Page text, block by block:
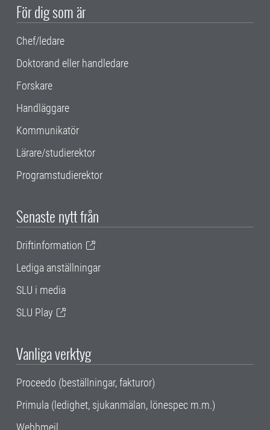
För dig som är
Chef/ledare
Doktorand eller handledare
Forskare
Handläggare
Kommunikatör
Lärare/studierektor
Programstudierektor
Senaste nytt från
Driftinformation
Lediga anställningar
SLU i media
SLU Play
Vanliga verktyg
Proceedo (beställningar, fakturor)
Primula (ledighet, sjukanmälan, lönespec m.m.)
Webbmejl